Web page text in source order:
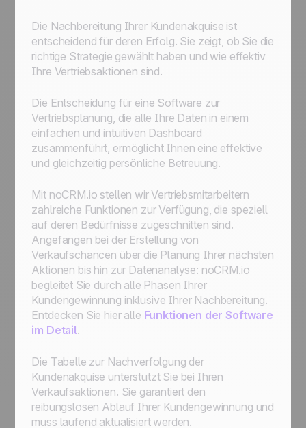
Die Nachbereitung Ihrer Kundenakquise ist
entscheidend für deren Erfolg. Sie zeigt, ob Sie die
richtige Strategie gewählt haben und wie effektiv
Ihre Vertriebsaktionen sind.
Die Entscheidung für eine Software zur
Vertriebsplanung, die alle Ihre Daten in einem
einfachen und intuitiven Dashboard
zusammenführt, ermöglicht Ihnen eine effektive
und gleichzeitig persönliche Betreuung.
Mit noCRM.io stellen wir Vertriebsmitarbeitern
zahlreiche Funktionen zur Verfügung, die speziell
auf deren Bedürfnisse zugeschnitten sind.
Angefangen bei der Erstellung von
Verkaufschancen über die Planung Ihrer nächsten
Aktionen bis hin zur Datenanalyse: noCRM.io
begleitet Sie durch alle Phasen Ihrer
Kundengewinnung inklusive Ihrer Nachbereitung.
Entdecken Sie hier alle Funktionen der Software
im Detail.
Die Tabelle zur Nachverfolgung der
Kundenakquise unterstützt Sie bei Ihren
Verkaufsaktionen. Sie garantiert den
reibungslosen Ablauf Ihrer Kundengewinnung und
muss laufend aktualisiert werden.